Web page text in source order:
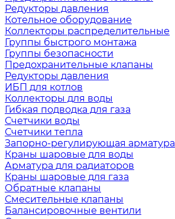
Редукторы давления
Котельное оборудование
Коллекторы распределительные
Группы быстрого монтажа
Группы безопасности
Предохранительные клапаны
Редукторы давления
ИБП для котлов
Коллекторы для воды
Гибкая подводка для газа
Счетчики воды
Счетчики тепла
Запорно-регулирующая арматура
Краны шаровые для воды
Арматура для радиаторов
Краны шаровые для газа
Обратные клапаны
Смесительные клапаны
Балансировочные вентили